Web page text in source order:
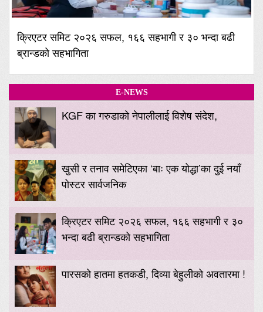
क्रिएटर समिट २०२६ सफल, १६६ सहभागी र ३० भन्दा बढी
ब्रान्डको सहभागिता
E-NEWS
KGF का गरुडाको नेपालीलाई विशेष संदेश,
खुसी र तनाव समेटिएका ‘बाः एक योद्धा’का दुई नयाँ
पोस्टर सार्वजनिक
क्रिएटर समिट २०२६ सफल, १६६ सहभागी र ३०
भन्दा बढी ब्रान्डको सहभागिता
पारसको हातमा हतकडी, दिव्या बेहुलीको अवतारमा !